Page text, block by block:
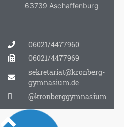
63739 Aschaffenburg
06021/4477960
06021/4477969
sekretariat@kronberg-
gymnasium.de
@kronberggymnasium